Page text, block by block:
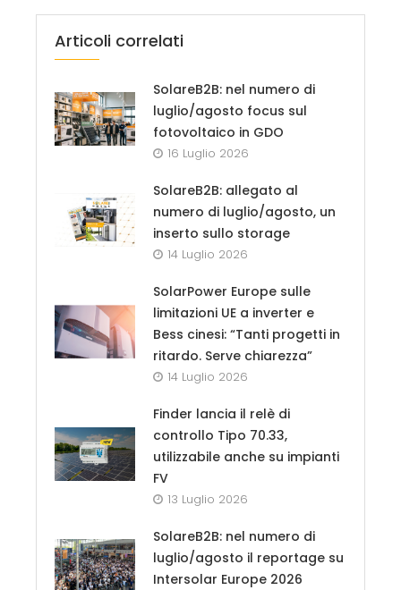
Articoli correlati
SolareB2B: nel numero di
luglio/agosto focus sul
fotovoltaico in GDO
16 Luglio 2026
SolareB2B: allegato al
numero di luglio/agosto, un
inserto sullo storage
14 Luglio 2026
SolarPower Europe sulle
limitazioni UE a inverter e
Bess cinesi: “Tanti progetti in
ritardo. Serve chiarezza”
14 Luglio 2026
Finder lancia il relè di
controllo Tipo 70.33,
utilizzabile anche su impianti
FV
13 Luglio 2026
SolareB2B: nel numero di
luglio/agosto il reportage su
Intersolar Europe 2026